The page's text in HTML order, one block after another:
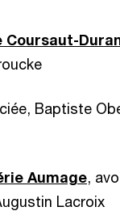
Coursaut-
Baptiste
Aumage,
Lacroix